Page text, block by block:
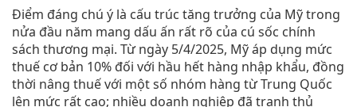
Điểm đáng chú ý là cấu trúc tăng trưởng của Mỹ trong
nửa đầu năm mang dấu ấn rất rõ của cú sốc chính
sách thương mại. Từ ngày 5/4/2025, Mỹ áp dụng mức
thuế cơ bản 10% đối với hầu hết hàng nhập khẩu, đồng
thời nâng thuế với một số nhóm hàng từ Trung Quốc
lên mức rất cao; nhiều doanh nghiệp đã tranh thủ